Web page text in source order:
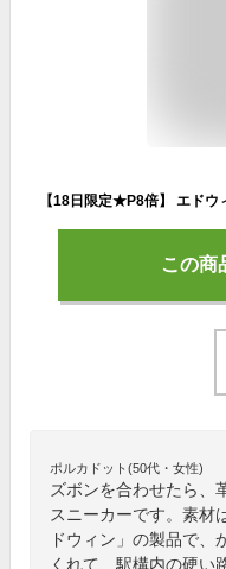
この商
ポルカドット(50代・女性)
ズボンを合わせたら、
スニーカーです。素材
ドウィン」の製品で、
くれて、駅構内の硬い